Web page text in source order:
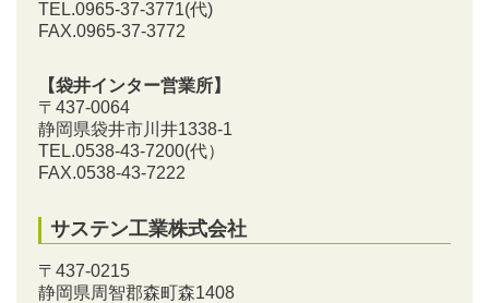
TEL.0965-37-3771(代)
FAX.0965-37-3772
【袋井インター営業所】
〒437-0064
静岡県袋井市川井1338-1
TEL.0538-43-7200(代）
FAX.0538-43-7222
サステン工業株式会社
〒437-0215
静岡県周智郡森町森1408